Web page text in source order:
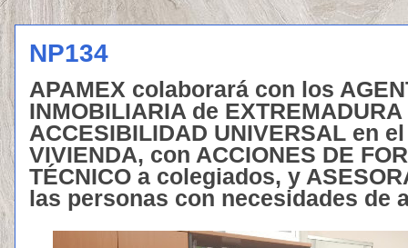
NP134
APAMEX colaborará con los
INMOBILIARIA de
ACCESIBILIDAD UNIVERSAL en
VIVIENDA, con ACCIONES DE
TÉCNICO a colegiados, y
las personas con necesidades de